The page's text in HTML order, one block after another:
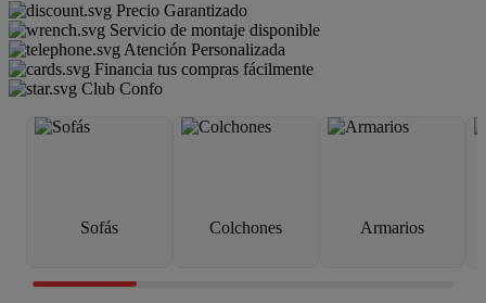
Precio Garantizado
Servicio de montaje disponible
Atención Personalizada
Financia tus compras fácilmente
Club Confo
Sofás Colchones Armarios